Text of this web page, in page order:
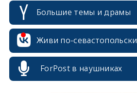
Большие темы и драмы
Живи по-севастопольски
ForPost в наушниках